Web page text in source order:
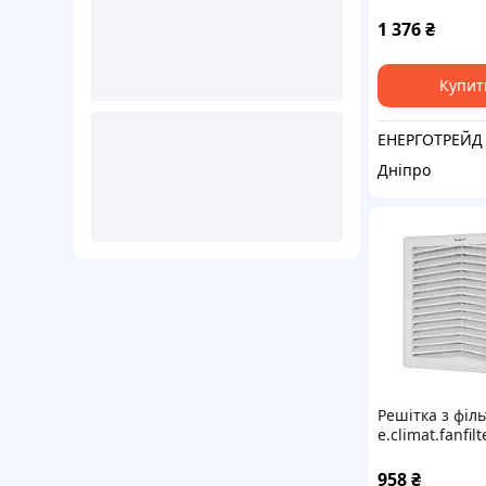
1 376₴
ЕНЕРГОТРЕЙД
Дніпро
Решітка з
120х120мм
958₴